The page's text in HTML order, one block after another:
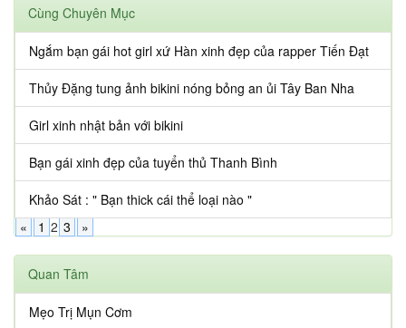
Cùng Chuyên Mục
Ngắm bạn gái hot girl xứ Hàn xinh đẹp của rapper Tiến Đạt
Thủy Đặng tung ảnh bikini nóng bỏng an ủi Tây Ban Nha
Girl xinh nhật bản với bikini
Bạn gái xinh đẹp của tuyển thủ Thanh Bình
Khảo Sát : " Bạn thick cái thể loại nào "
«
1 2 3 »
Quan Tâm
Mẹo Trị Mụn Cơm